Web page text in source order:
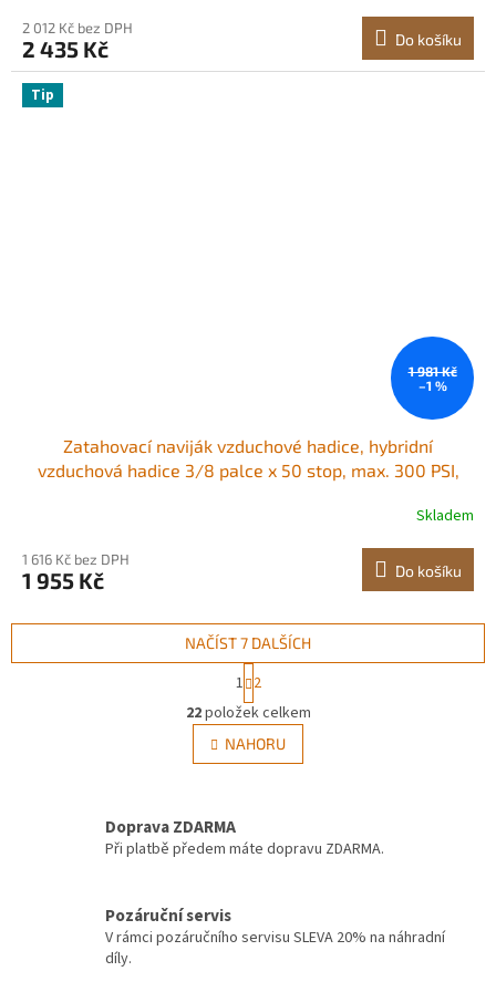
robustní jednoramenný naviják a otočný držák
2 012 Kč bez DPH
2 435 Kč Do košíku
Tip
1 981 Kč
–1 %
Zatahovací naviják vzduchové hadice, hybridní
vzduchová hadice 3/8 palce x 50 stop, max. 300 PSI,
kompresoru s přívodem 5 stop, montáž na
strop/nástěnu, uzavřený PP naviják a vestavěný otočný
Skladem
1 616 Kč bez DPH
1 955 Kč Do košíku
O
v
l
á
í
k
NAČÍST 7 DALŠÍCH
t
r
á
n
k
n
í
1 2
22položek celkem
NAHORU
Doprava ZDARMA
Při platbě předem máte dopravu ZDARMA.
Pozáruční servis
V rámci pozáručního servisu SLEVA 20% na náhradní
díly.